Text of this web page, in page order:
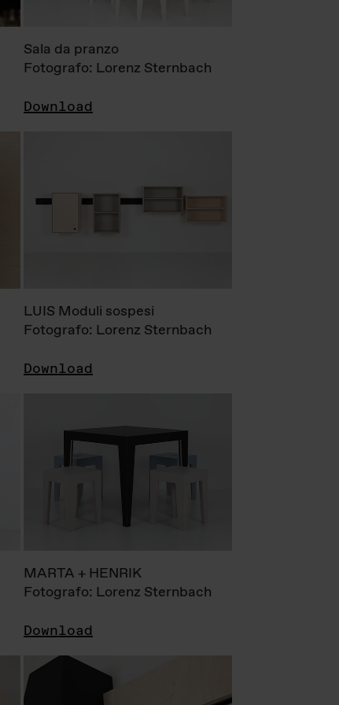
Sala da pranzo
Fotografo: Lorenz Sternbach
Download
LUIS Moduli sospesi
Fotografo: Lorenz Sternbach
Download
MARTA + HENRIK
Fotografo: Lorenz Sternbach
Download